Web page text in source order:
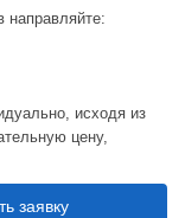
направляйте:
исходя из
цену,
заявку